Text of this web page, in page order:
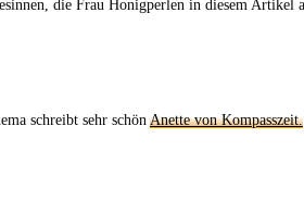
die Frau Honigperlen in diesem Artikel
schreibt sehr schön Anette von Kompasszeit.